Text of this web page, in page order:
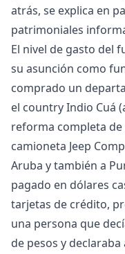
atrás, se explica en
patrimoniales
El nivel de gasto del
su asunción como
comprado un
el country Indio Cuá
reforma completa de
camioneta Jeep
Aruba y también a
pagado en dólares
tarjetas de crédito,
una persona que
de pesos y